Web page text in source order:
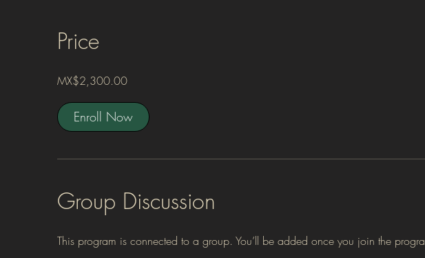
Price
MX$2,300.00
Enroll Now
Group Discussion
This program is connected to a group. You’ll be added once you join the